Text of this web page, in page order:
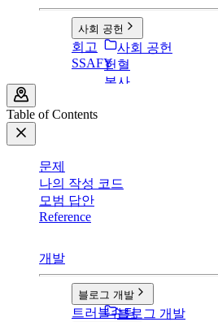
사회 공헌
사회 공헌
헌혈
봉사
회고
SSAFY
Table of Contents
문제
나의 작성 코드
모범 답안
Reference
개발
블로그 개발
블로그 개발
트러블슈팅